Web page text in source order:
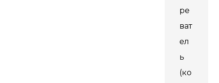
ре
ват
ел
ь
(ко